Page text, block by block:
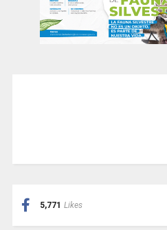
5,771 Likes